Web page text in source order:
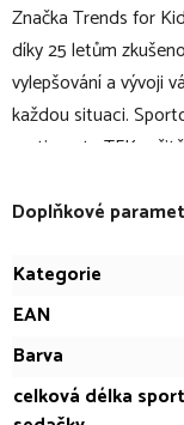
Značka Trends for
díky 25 letům
vylepšování a vývoji
každou situaci.
sortimentu TFK
TFK jsou
miminka či při
Jeden kočárek, který
vyjádřením pohodlí,
pohodlně a stylově
Doplňkové
Kategorie
EAN
Barva
celková délka